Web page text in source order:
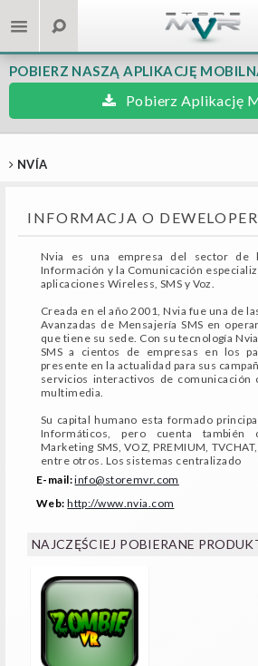
POBIERZ NASZĄ APLIKACJĘ
Pobierz Aplikację
NVÍA
INFORMACJA O
Nvia es una empresa del sector de
Información y la Comunicación
aplicaciones Wireless, SMS y Voz.
Creada en el año 2001, Nvia fue una de
Avanzadas de Mensajería SMS en
que tiene su sede. Con su tecnología
SMS a cientos de empresas en los
presente en la actualidad para sus
servicios interactivos de comunicación
multimedia.
Su capital humano esta formado
Informáticos, pero cuenta también
Marketing SMS, VOZ, PREMIUM,
entre otros. Los sistemas centralizado
E-mail:info@storemvr.com
Web:http://www.nvia.com
NAJCZĘŚCIEJ POBIERANE